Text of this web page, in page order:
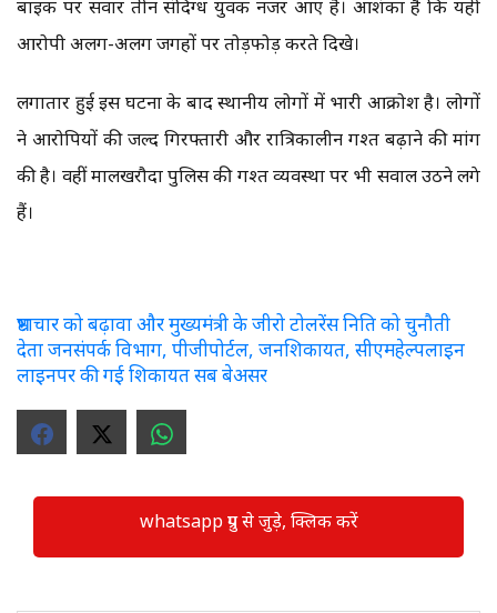
बाइक पर सवार तीन संदिग्ध युवक नजर आए हैं। आशंका है कि यही
आरोपी अलग-अलग जगहों पर तोड़फोड़ करते दिखे।
लगातार हुई इस घटना के बाद स्थानीय लोगों में भारी आक्रोश है। लोगों
ने आरोपियों की जल्द गिरफ्तारी और रात्रिकालीन गश्त बढ़ाने की मांग
की है। वहीं मालखरौदा पुलिस की गश्त व्यवस्था पर भी सवाल उठने लगे
हैं।
भ्रष्टाचार को बढ़ावा और मुख्यमंत्री के जीरो टोलरेंस निति को चुनौती
देता जनसंपर्क विभाग, पीजीपोर्टल, जनशिकायत, सीएमहेल्पलाइन
लाइनपर की गई शिकायत सब बेअसर
whatsapp ग्रुप से जुड़े, क्लिक करें